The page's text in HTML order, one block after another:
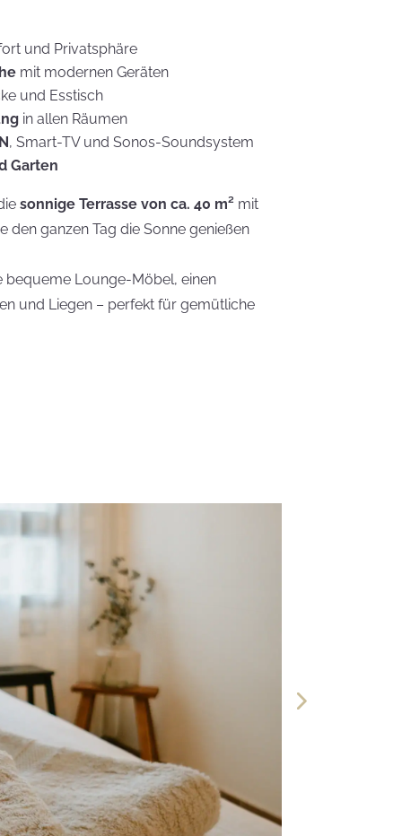
und Privatsphäre
mit modernen Geräten
und Esstisch
in allen Räumen
, Smart-TV und Sonos-Soundsystem
Garten
sonnige Terrasse von ca. 40 m² mit
den ganzen Tag die Sonne genießen
bequeme Lounge-Möbel, einen
und Liegen – perfekt für gemütliche